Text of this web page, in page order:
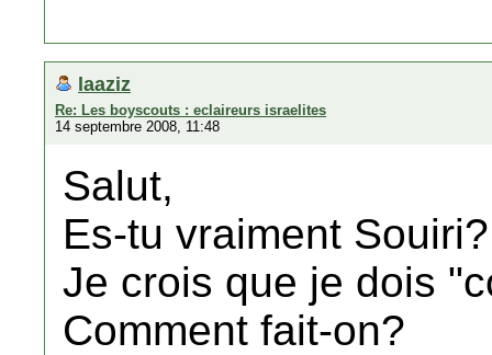
laaziz
Re: Les boyscouts : eclaireurs israelites
14 septembre 2008, 11:48
Salut,
Es-tu vraiment
Je crois que je dois
Comment fait-on?